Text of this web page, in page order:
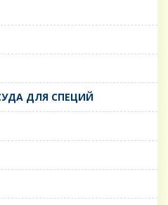
ДЛЯ СПЕЦИЙ